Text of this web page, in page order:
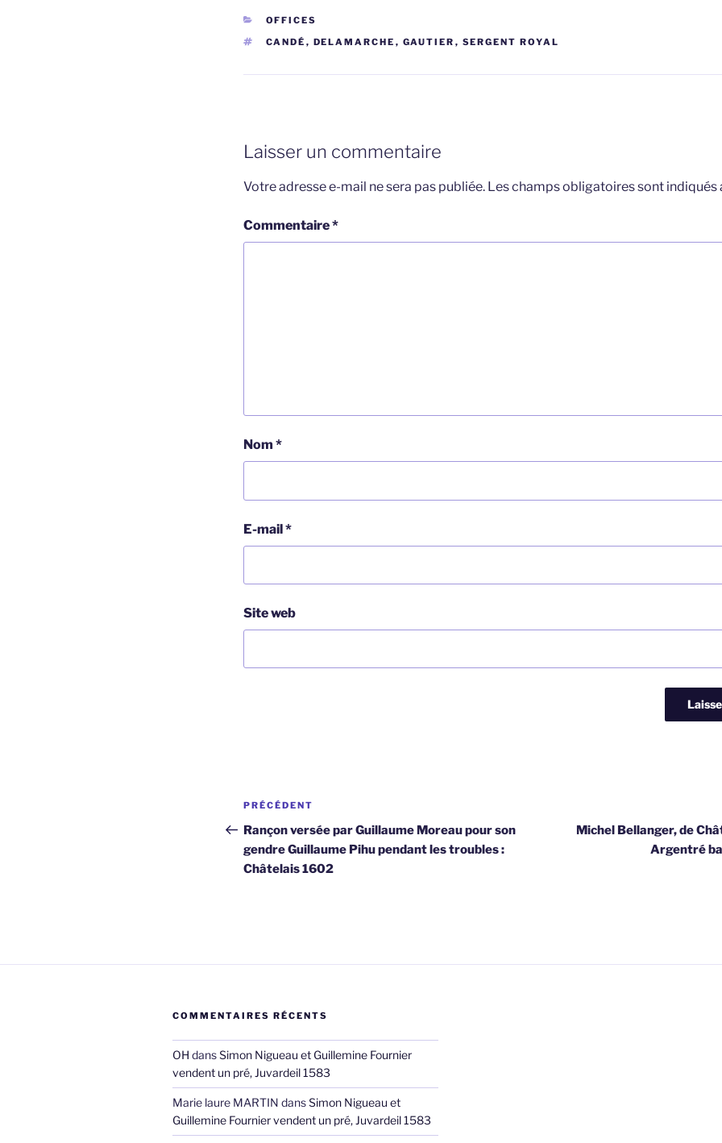
CATÉGORIES
OFFICES
ÉTIQUETTES
CANDÉ , DELAMARCHE , GAUTIER , SERGENT ROYAL
Laisser un commentaire
Votre adresse e-mail ne sera pas publiée. Les champs obligatoires sont indiqués
Commentaire*
Nom *
E-mail*
Site web
Navigation
de
l’article
Article
précédent
PRÉCÉDENT
Rançon versée par Guillaume Moreau pour son
gendre Guillaume Pihu pendant les troubles :
Châtelais 1602
Michel Bellanger, de
Argentré
COMMENTAIRES RÉCENTS
OH dansSimon Nigueau et Guillemine Fournier
vendent un pré, Juvardeil 1583
Marie laure MARTIN dansSimon Nigueau et
Guillemine Fournier vendent un pré, Juvardeil 1583